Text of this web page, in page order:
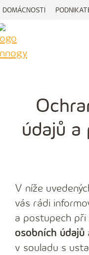
DOMÁCNOSTI
údajů a
V níže
vás rádi
a postupech při
osobních údajů
v souladu s